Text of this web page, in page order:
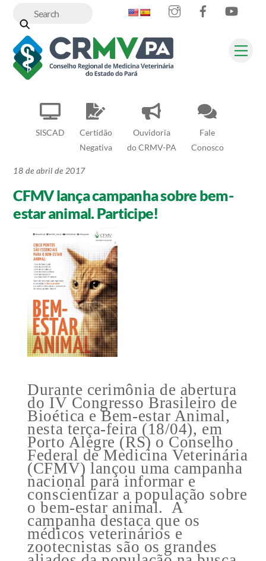
content
SISCAD
Certidão
Negativa
Ouvidoria
do CRMV-PA
Fale
Conosco
InstagramFacebook
18 de abril de 2017
CFMV lança campanha sobre bem-
estar animal. Participe!
Durante cerimônia de abertura
do IV Congresso Brasileiro de
Bioética e Bem-estar Animal,
nesta terça-feira (18/04), em
Porto Alegre (RS) o Conselho
Federal de Medicina Veterinária
(CFMV) lançou uma campanha
nacional para informar e
conscientizar a população sobre
o bem-estar animal. A
campanha destaca que os
médicos veterinários e
zootecnistas são os grandes